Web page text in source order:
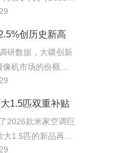
线市场占有率极高
的预期。
创历史新高
研数据，大疆创新
像机市场的份额已
，创下历史新
。
1.5匹双重补贴
2026款米家空调巨
1.5匹的新品再次
的价格底线。